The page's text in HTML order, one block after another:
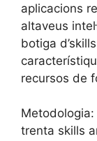
aplicacions
altaveus
botiga
recursos de
Metodologia:
trenta skills